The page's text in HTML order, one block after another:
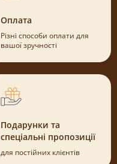
Оплата
Різні способи оплати для
вашої зручності
Подарунки та
спеціальні пропозиції
для постійних клієнтів